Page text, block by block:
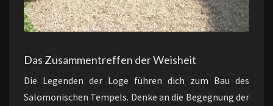
Das Zusammentreffen der Weisheit
Die Legenden der Loge führen dich zum Bau des
Salomonischen Tempels. Denke an die Begegnung der